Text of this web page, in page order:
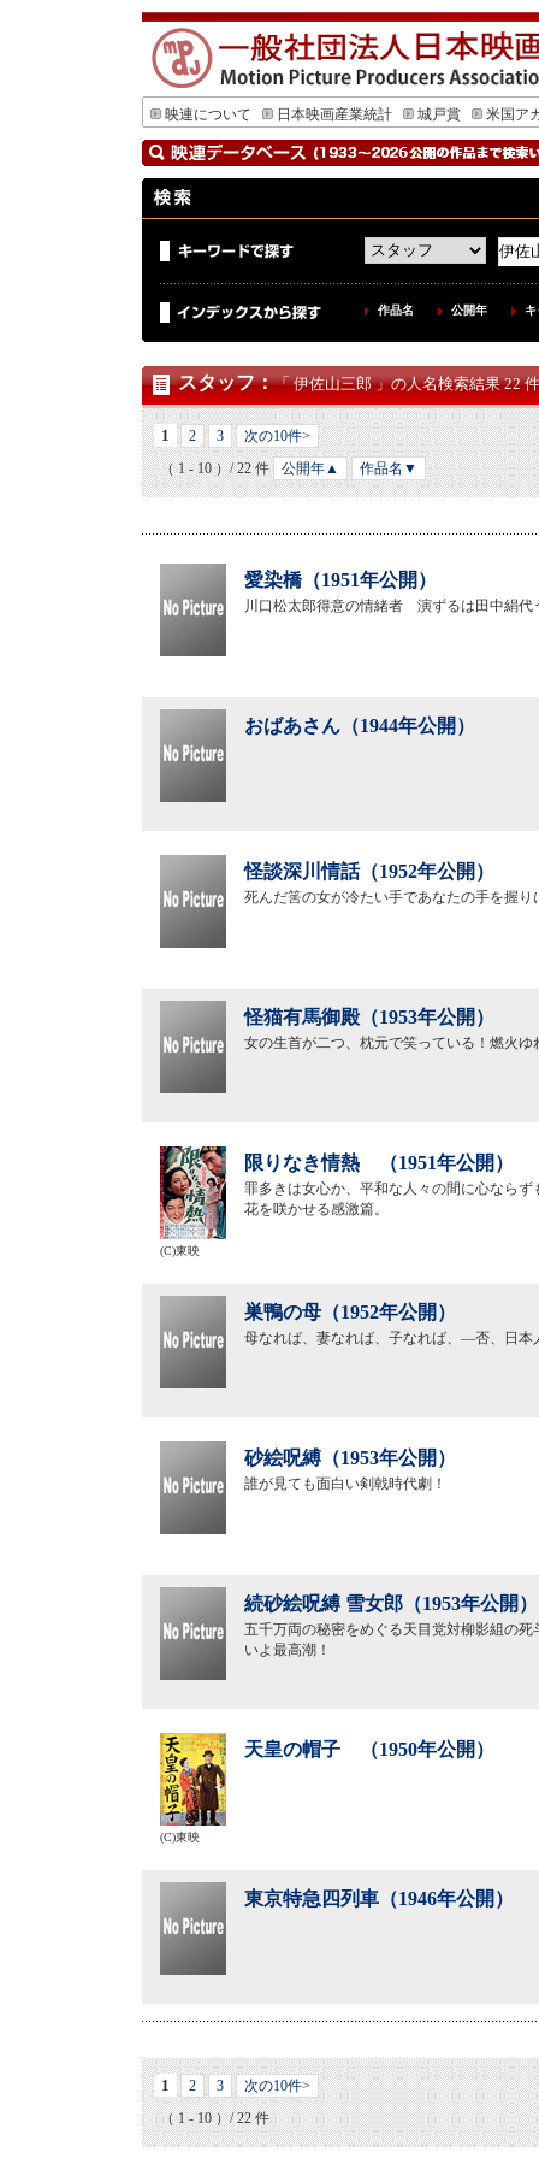
映連について 日本映画産業統計 城戸賞 米国ア
作品名 公開年
スタッフ：「 伊佐山三郎 」の人名検索結果 22 件
1 2 3
次の10件>
（ 1 - 10 ）/ 22 件
公開年▲ 作品名▼
愛染橋（1951年公開）
川口松太郎得意の情緒者 演ずるは田中絹代
おばあさん（1944年公開）
怪談深川情話（1952年公開）
死んだ筈の女が冷たい手であなたの手を握り
怪猫有馬御殿（1953年公開）
女の生首が二つ、枕元で笑っている！燃火
限りなき情熱 （1951年公開）
罪多きは女心か、平和な人々の間に心なら
花を咲かせる感激篇。
(C)東映
巣鴨の母（1952年公開）
母なれば、妻なれば、子なれば、―否、日本
砂絵呪縛（1953年公開）
誰が見ても面白い剣戟時代劇！
続砂絵呪縛 雪女郎（1953年公開）
五千万両の秘密をめぐる天目党対柳影組の
いよ最高潮！
天皇の帽子 （1950年公開）
(C)東映
東京特急四列車（1946年公開）
1 2 3
次の10件>
（ 1 - 10 ）/ 22 件